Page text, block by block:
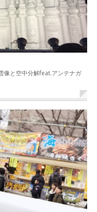
像と空中分解feat.アンテナガ